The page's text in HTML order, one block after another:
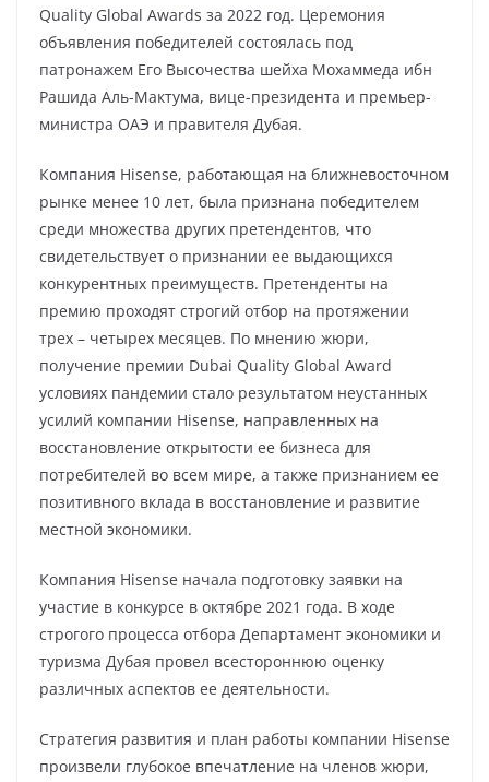
Quality Global Awards за 2022 год. Церемония
объявления победителей состоялась под
патронажем Его Высочества шейха Мохаммеда ибн
Рашида Аль-Мактума, вице-президента и премьер-
министра ОАЭ и правителя Дубая.
Компания Hisense, работающая на ближневосточном
рынке менее 10 лет, была признана победителем
среди множества других претендентов, что
свидетельствует о признании ее выдающихся
конкурентных преимуществ. Претенденты на
премию проходят строгий отбор на протяжении
трех – четырех месяцев. По мнению жюри,
получение премии Dubai Quality Global Award
условиях пандемии стало результатом неустанных
усилий компании Hisense, направленных на
восстановление открытости ее бизнеса для
потребителей во всем мире, а также признанием ее
позитивного вклада в восстановление и развитие
местной экономики.
Компания Hisense начала подготовку заявки на
участие в конкурсе в октябре 2021 года. В ходе
строгого процесса отбора Департамент экономики и
туризма Дубая провел всестороннюю оценку
различных аспектов ее деятельности.
Стратегия развития и план работы компании Hisense
произвели глубокое впечатление на членов жюри,